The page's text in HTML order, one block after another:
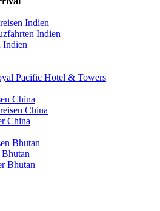
Indien
Indien
Indien
Pacific Hotel & Towers
China
China
China
Bhutan
Bhutan